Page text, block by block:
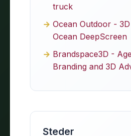
truck
Ocean Outdoor -
Ocean DeepScreen
Brandspace3D -
Branding and 3D
Steder